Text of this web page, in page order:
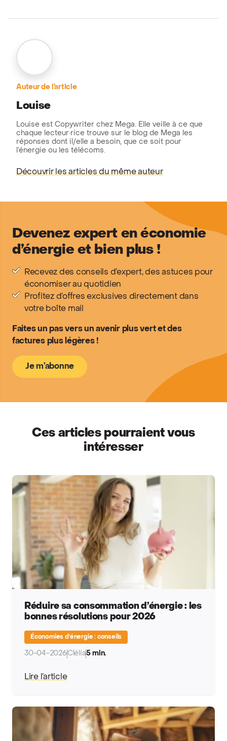
Auteur de l’article
Louise
Louise est Copywriter chez Mega. Elle veille à ce que
chaque lecteur·rice trouve sur le blog de Mega les
réponses dont il/elle a besoin, que ce soit pour
l’énergie ou les télécoms.
Découvrir les articles du même auteur
Devenez expert en économie
d’énergie et bien plus !
Recevez des conseils d’expert, des astuces pour
économiser au quotidien
Profitez d’offres exclusives directement dans
votre boîte mail
Faites un pas vers un avenir plus vert et des
factures plus légères !
Je m’abonne
Ces articles pourraient vous
intéresser
Réduire sa consommation d’énergie : les
bonnes résolutions pour 2026
Économies d'énergie : conseils
30-04-2026Clélia5 min.
Lire l’article